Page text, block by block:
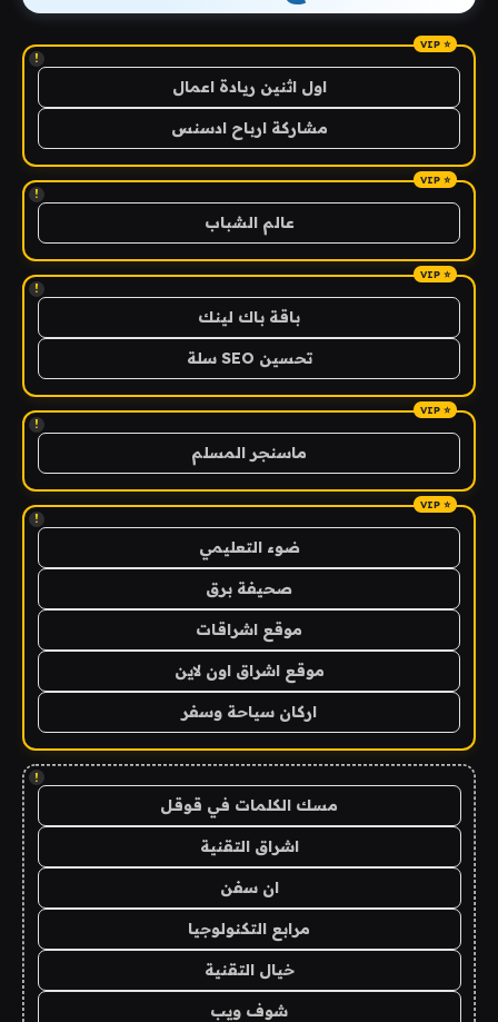
!
اول اثنين ريادة اعمال
مشاركة ارباح ادسنس
!
عالم الشباب
!
باقة باك لينك
تحسين SEO سلة
!
ماسنجر المسلم
!
ضوء التعليمي
صحيفة برق
موقع اشراقات
موقع اشراق اون لاين
اركان سياحة وسفر
!
مسك الكلمات في قوقل
اشراق التقنية
ان سفن
مرابع التكنولوجيا
خيال التقنية
شوف ويب